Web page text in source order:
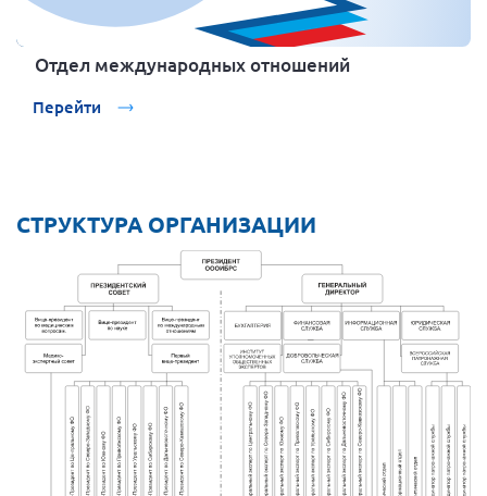
Отдел международных отношений
Перейти
СТРУКТУРА ОРГАНИЗАЦИИ